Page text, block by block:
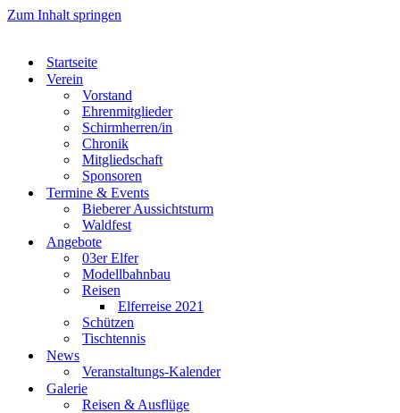
Zum Inhalt springen
Startseite
Verein
Vorstand
Ehrenmitglieder
Schirmherren/in
Chronik
Mitgliedschaft
Sponsoren
Termine & Events
Bieberer Aussichtsturm
Waldfest
Angebote
03er Elfer
Modellbahnbau
Reisen
Elferreise 2021
Schützen
Tischtennis
News
Veranstaltungs-Kalender
Galerie
Reisen & Ausflüge